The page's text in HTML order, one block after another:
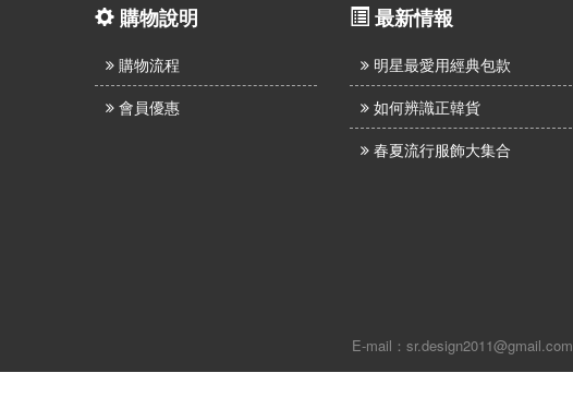
購物說明
購物流程
會員優惠
最新情報
明星最愛用經典包款
如何辨識正韓貨
春夏流行服飾大集合
E-mail：sr.design2011@gmail.com